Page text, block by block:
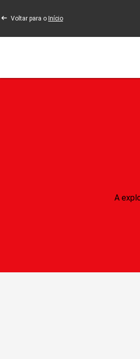
Voltar para o Início
A